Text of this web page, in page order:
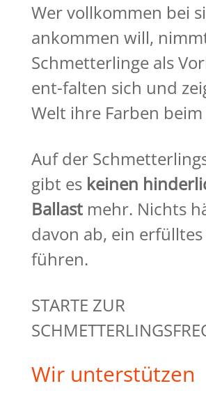
Wer vollkommen bei
ankommen will,
Schmetterlinge als
ent-falten sich und
Welt ihre Farben beim
Auf der
gibt es keinen
Ballastmehr. Nichts
davon ab, ein erfülltes
führen.
STARTE ZUR
Wir unterstützen